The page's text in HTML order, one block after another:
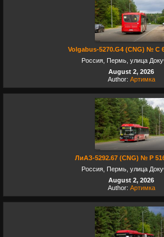
Volgabus-5270.G4 (CNG) № С
Россия, Пермь, улица
August 2, 2026
Author: Артимка
ЛиАЗ-5292.67 (CNG) № Р
Россия, Пермь, улица
August 2, 2026
Author: Артимка